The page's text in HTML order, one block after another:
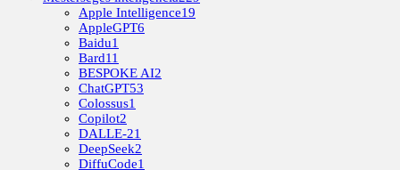
Apple Intelligence19
AppleGPT6
Baidu1
Bard11
BESPOKE AI2
ChatGPT53
Colossus1
Copilot2
DALLE-21
DeepSeek2
DiffuCode1